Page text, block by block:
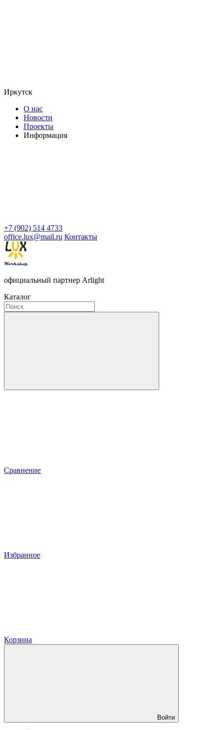
Иркутск
О нас
Новости
Проекты
Информация
+7 (902) 514 4733
office.lux@mail.ru Контакты
официальный партнер Arlight
Каталог
Сравнение
Избранное
Корзина
Войти